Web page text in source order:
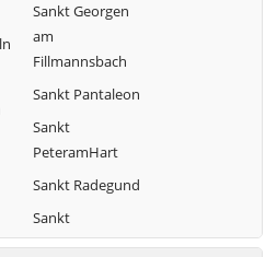
Sankt Georgen
am
Fillmannsbach
Sankt Pantaleon
Sankt
PeteramHart
Sankt Radegund
Sankt
VeitimInnkreis